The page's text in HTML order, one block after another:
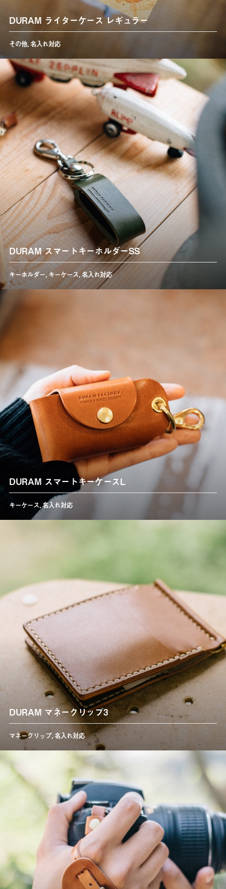
DURAM ライターケース レギュラー
その他,名入れ対応
DURAM スマートキーホルダーSS
キーホルダー, キーケース,名入れ対応
DURAM スマートキーケースL
キーケース,名入れ対応
DURAM マネークリップ3
マネークリップ,名入れ対応